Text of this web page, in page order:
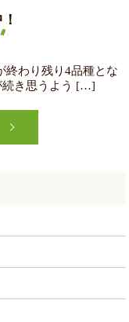
終わり残り4品種とな
続き思うよう […]